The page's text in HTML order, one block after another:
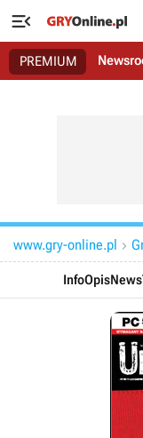

PREMIUM
www.gry-online.pl 
InfoOpisNews